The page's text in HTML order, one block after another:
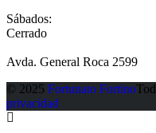
Sábados:
Cerrado
Avda. General Roca 2599
© 2025 Fortunato Fortino
privacidad